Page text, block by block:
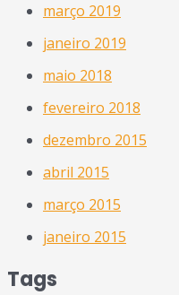
março 2019
janeiro 2019
maio 2018
fevereiro 2018
dezembro 2015
abril 2015
março 2015
janeiro 2015
Tags